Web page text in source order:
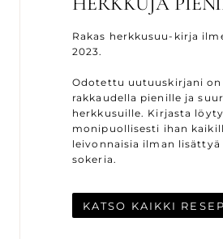
Rakas herkkusuu-kirja
2023.
Odotettu uutuuskirjani
rakkaudella pienille ja
herkkusuille. Kirjasta
monipuollisesti ihan
leivonnaisia ilman lisättyä
sokeria.
KATSO KAIKKI